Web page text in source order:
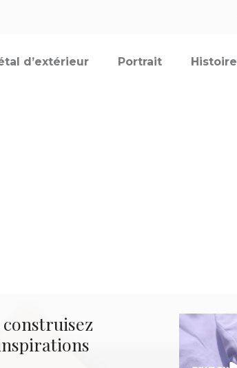
d’extérieur Portrait Histoire
construisez